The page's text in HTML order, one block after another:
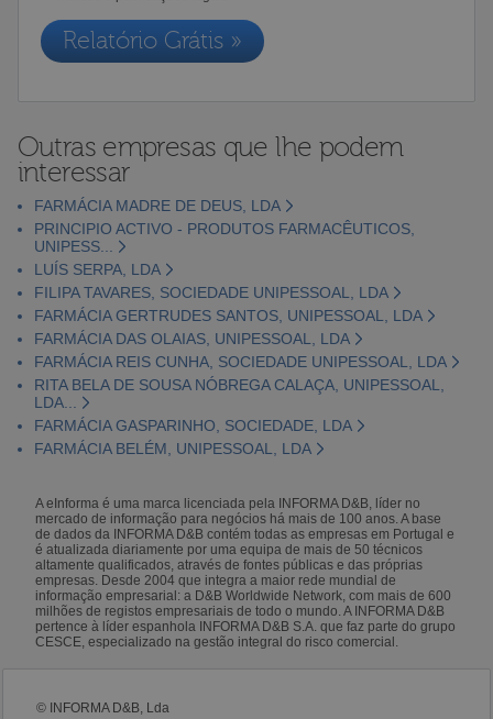
Relatório Grátis »
Outras empresas que lhe podem
interessar
FARMÁCIA MADRE DE DEUS, LDA
PRINCIPIO ACTIVO - PRODUTOS FARMACÊUTICOS,
UNIPESS...
LUÍS SERPA, LDA
FILIPA TAVARES, SOCIEDADE UNIPESSOAL, LDA
FARMÁCIA GERTRUDES SANTOS, UNIPESSOAL, LDA
FARMÁCIA DAS OLAIAS, UNIPESSOAL, LDA
FARMÁCIA REIS CUNHA, SOCIEDADE UNIPESSOAL, LDA
RITA BELA DE SOUSA NÓBREGA CALAÇA, UNIPESSOAL,
LDA...
FARMÁCIA GASPARINHO, SOCIEDADE, LDA
FARMÁCIA BELÉM, UNIPESSOAL, LDA
A eInforma é uma marca licenciada pela INFORMA D&B, líder no
mercado de informação para negócios há mais de 100 anos. A base
de dados da INFORMA D&B contém todas as empresas em Portugal e
é atualizada diariamente por uma equipa de mais de 50 técnicos
altamente qualificados, através de fontes públicas e das próprias
empresas. Desde 2004 que integra a maior rede mundial de
informação empresarial: a D&B Worldwide Network, com mais de 600
milhões de registos empresariais de todo o mundo. A INFORMA D&B
pertence à líder espanhola INFORMA D&B S.A. que faz parte do grupo
CESCE, especializado na gestão integral do risco comercial.
© INFORMA D&B, Lda